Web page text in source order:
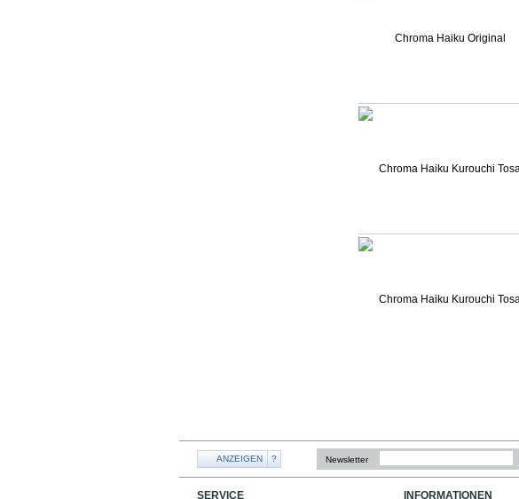
ANZEIGEN ? Newsletter
SERVICE INFORMATIONEN